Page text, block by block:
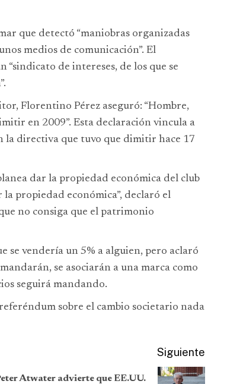
que detectó “maniobras organizadas
medios de comunicación”. El
de intereses, de los que se
Florentino Pérez aseguró: “Hombre,
en 2009”. Esta declaración vincula a
la directiva que tuvo que dimitir hace 17
dar la propiedad económica del club
la propiedad económica”, declaró el
no consiga que el patrimonio
se vendería un 5% a alguien, pero aclaró
se asociarán a una marca como
seguirá mandando.
sobre el cambio societario nada
Siguiente
Atwater advierte que EE.UU.